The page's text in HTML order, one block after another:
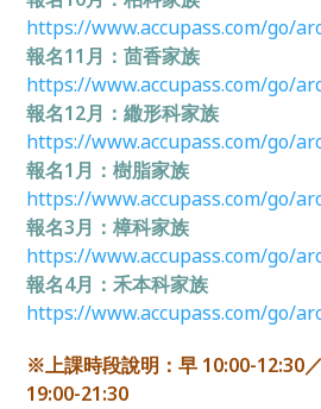
https://www.accupass.com/go/
報名11月：茴香家族
https://www.accupass.com/go/
報名12月：繖形科家族
https://www.accupass.com/go/
報名1月：樹脂家族
https://www.accupass.com/go/
報名3月：樟科家族
https://www.accupass.com/go/
報名4月：禾本科家族
https://www.accupass.com/go/
※上課時段說明：早 10:00-12:30
19:00-21:30